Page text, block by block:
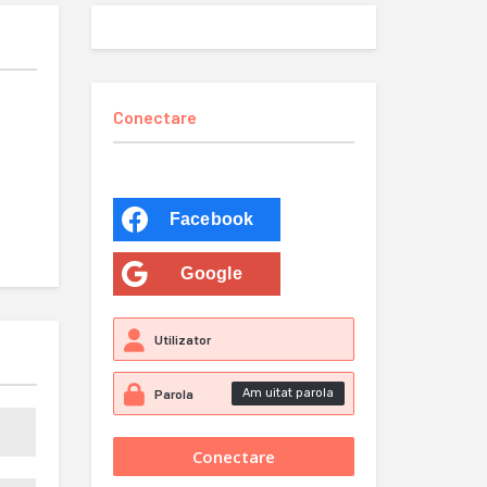
Conectare
Facebook
Google
Am uitat parola